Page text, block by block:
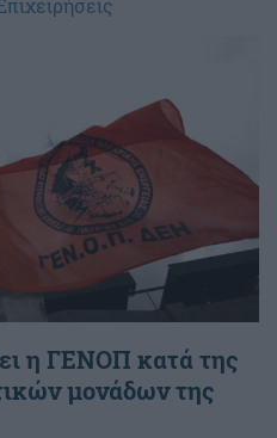
η ΓΕΝΟΠ κατά της
μονάδων της